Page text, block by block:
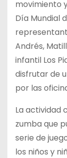
movimiento
Día Mundial
Andrés,
infantil Los
disfrutar de
por las
La actividad
zumba que
serie de
los niños y